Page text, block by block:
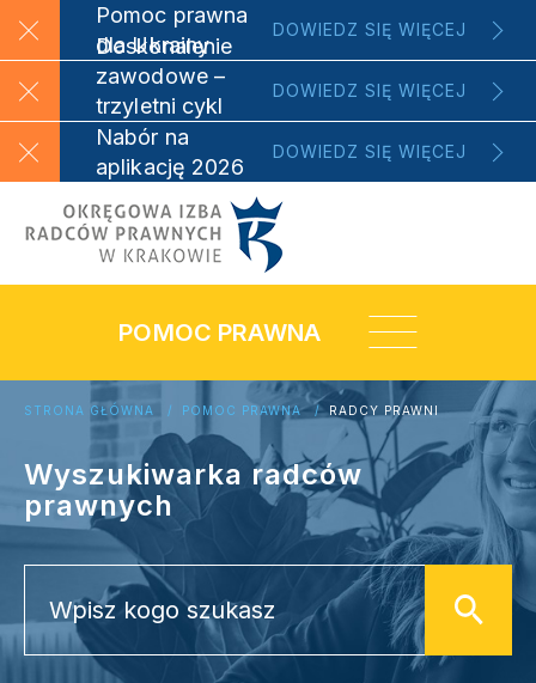
Pomoc prawna
dla Ukrainy
DOWIEDZ SIĘ WIĘCEJ
Doskonalenie
zawodowe –
trzyletni cykl
szkoleniowy
DOWIEDZ SIĘ WIĘCEJ
Nabór na
aplikację 2026
DOWIEDZ SIĘ WIĘCEJ
POMOC PRAWNA
STRONA GŁÓWNA POMOC PRAWNA RADCY PRAWNI
Wyszukiwarka radców
prawnych